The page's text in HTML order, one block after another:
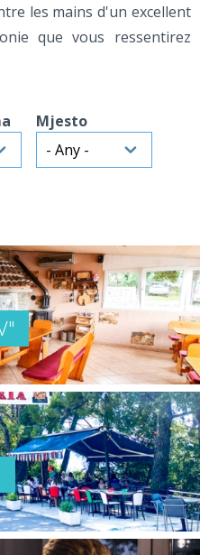
les mains d'un excellent
que vous ressentirez
Mjesto